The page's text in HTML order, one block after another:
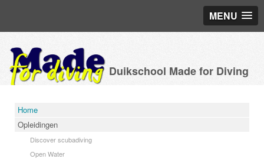
MENU
Duikschool Made for Diving
Home
Opleidingen
Discover scubadiving
Open Water